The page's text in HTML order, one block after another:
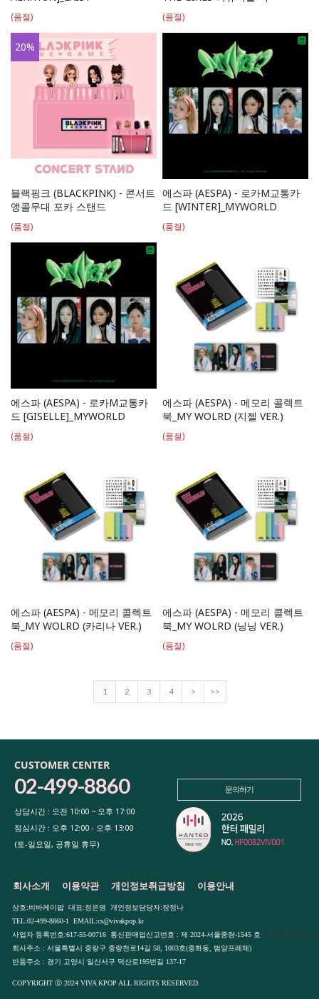
(품절) (품절)
20%
블랙핑크 (BLACKPINK) - 콘서트
앵콜무대 포카 스탠드
(품절)
에스파 (AESPA) - 로카M교통카
드 [WINTER]_MYWORLD
(품절)
에스파 (AESPA) - 로카M교통카
드 [GISELLE]_MYWORLD
(품절)
에스파 (AESPA) - 메모리 콜렉트
북_MY WOLRD (지젤 VER.)
(품절)
에스파 (AESPA) - 메모리 콜렉트
북_MY WOLRD (카리나 VER.)
(품절)
에스파 (AESPA) - 메모리 콜렉트
북_MY WOLRD (닝닝 VER.)
(품절)
1 2 3 4 > >>
CUSTOMER CENTER
02-499-8860
상담시간 : 오전 10:00 ~ 오후 17:00
점심시간 : 오후 12:00 - 오후 13:00
(토-일요일, 공휴일 휴무)
문의하기
회사소개 이용약관 개인정보취급방침 이용안내
상호:비바케이팝 대표:정은명 개인정보담당자:장정나
TEL:02-499-8860-1 EMAIL:cs@vivakpop.kr
사업자 등록번호:617-55-00716 통신판매업신고번호 : 제 2024-서울중량-1545 호 [사업자정보확인]
회사주소 : 서울특별시 중랑구 중랑천로14길 58, 1003호(중화동, 범양프레체)
반품주소 : 경기 고양시 일산서구 덕산로195번길 137-17
COPYRIGHT ⓒ 2024 VIVA KPOP ALL RIGHTS RESERVED.